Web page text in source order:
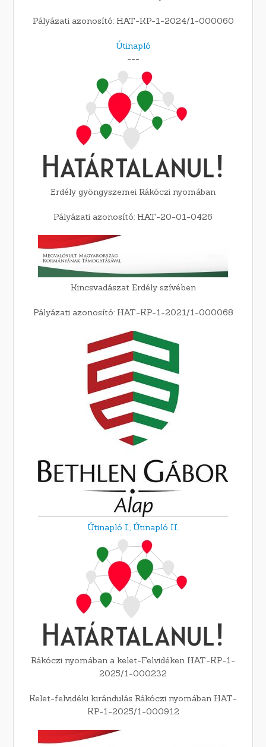
Pályázati azonosító: HAT-KP-1-2024/1-000060
Útinapló
---
Erdély gyöngyszemei Rákóczi nyomában
Pályázati azonosító: HAT-20-01-0426
Kincsvadászat Erdély szívében
Pályázati azonosító: HAT-KP-1-2021/1-000068
Útinapló I., Útinapló II.
Rákóczi nyomában a kelet-Felvidéken HAT-KP-1-
2025/1-000232
Kelet-felvidéki kirándulás Rákóczi nyomában HAT-
KP-1-2025/1-000912